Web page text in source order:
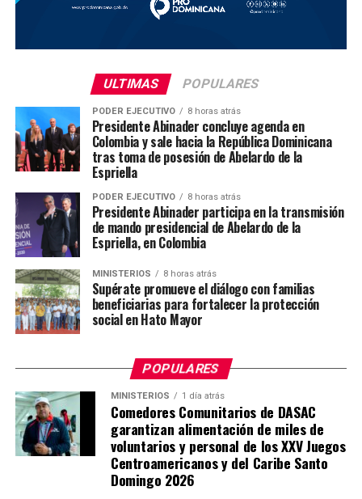
ULTIMAS POPULARES
PODER EJECUTIVO 8 horas atrás
Presidente Abinader concluye agenda en
Colombia y sale hacia la República Dominicana
tras toma de posesión de Abelardo de la
Espriella
PODER EJECUTIVO 8 horas atrás
Presidente Abinader participa en la transmisión
de mando presidencial de Abelardo de la
Espriella, en Colombia
MINISTERIOS 8 horas atrás
Supérate promueve el diálogo con familias
beneficiarias para fortalecer la protección
social en Hato Mayor
POPULARES
MINISTERIOS 1 día atrás
Comedores Comunitarios de DASAC
garantizan alimentación de miles de
voluntarios y personal de los XXV Juegos
Centroamericanos y del Caribe Santo
Domingo 2026